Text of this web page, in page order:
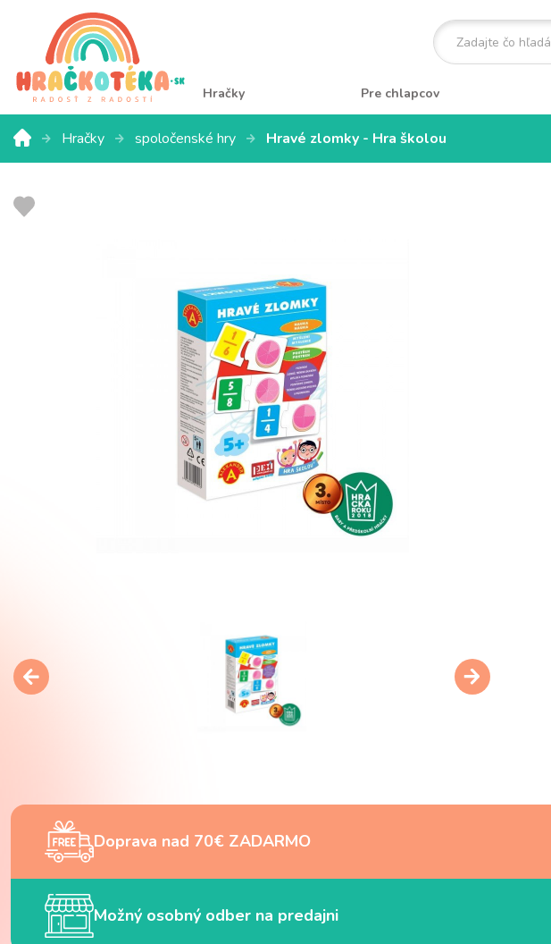
Hračky Pre chlapcov
Hračky spoločenské hry Hravé zlomky - Hra školou
Doprava nad 70€ ZADARMO
Možný osobný odber na predajni